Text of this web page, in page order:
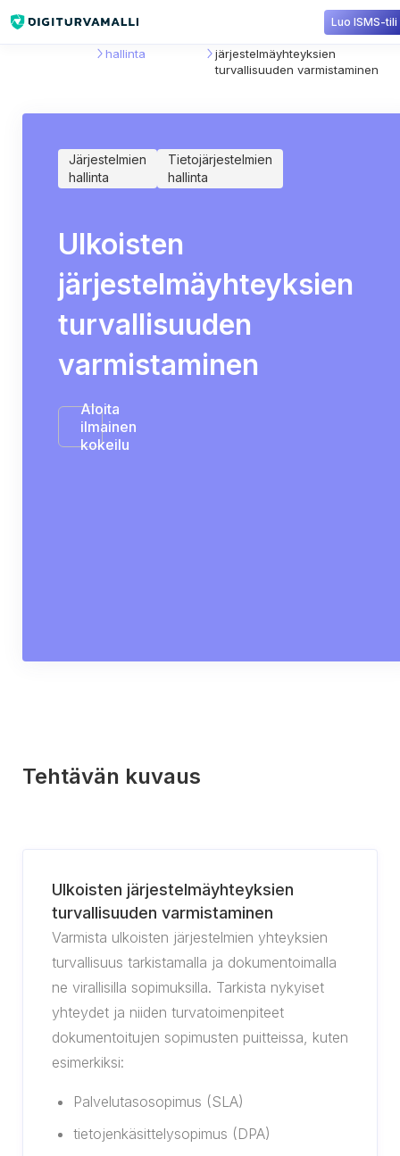
Luo ISMS-tili
hallinta
järjestelmäyhteyksien
turvallisuuden varmistaminen
Järjestelmien
hallinta
Tietojärjestelmien
hallinta
Ulkoisten
järjestelmäyhteyksien
turvallisuuden
varmistaminen
Aloita
ilmainen
kokeilu
Tehtävän kuvaus
Ulkoisten järjestelmäyhteyksien
turvallisuuden varmistaminen
Varmista ulkoisten järjestelmien yhteyksien
turvallisuus tarkistamalla ja dokumentoimalla
ne virallisilla sopimuksilla. Tarkista nykyiset
yhteydet ja niiden turvatoimenpiteet
dokumentoitujen sopimusten puitteissa, kuten
esimerkiksi:
Palvelutasosopimus (SLA)
tietojenkäsittelysopimus (DPA)